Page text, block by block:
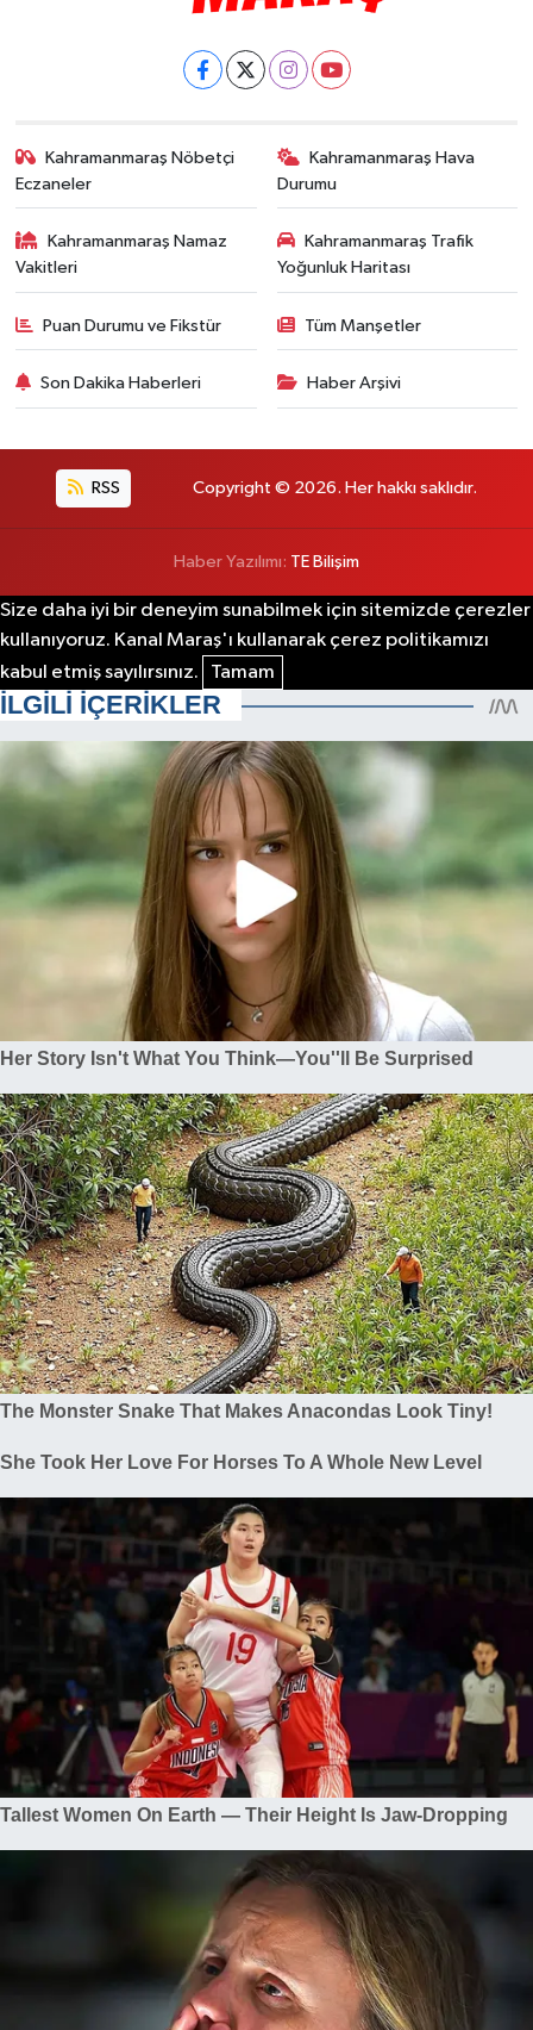
Kahramanmaraş Nöbetçi
Eczaneler
Kahramanmaraş Hava
Durumu
Kahramanmaraş Namaz
Vakitleri
Kahramanmaraş Trafik
Yoğunluk Haritası
Puan Durumu ve Fikstür Tüm Manşetler
Son Dakika Haberleri Haber Arşivi
RSS Copyright © 2026. Her hakkı saklıdır.
Haber Yazılımı: TE Bilişim
Size daha iyi bir deneyim sunabilmek için sitemizde çerezler
kullanıyoruz. Kanal Maraş'ı kullanarak çerez politikamızı
kabul etmiş sayılırsınız.
Tamam